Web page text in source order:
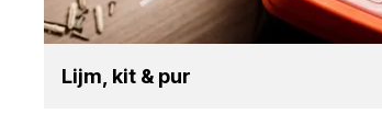
Lijm, kit & pur